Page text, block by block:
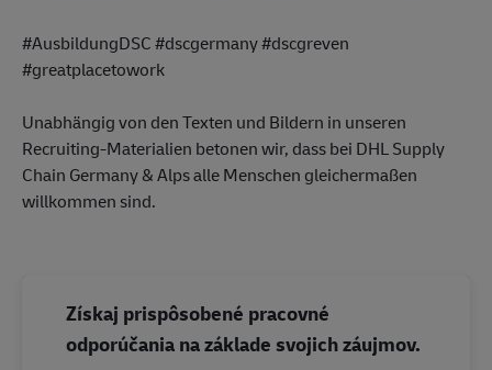
#AusbildungDSC #dscgermany #dscgreven
#greatplacetowork
Unabhängig von den Texten und Bildern in unseren
Recruiting-Materialien betonen wir, dass bei DHL Supply
Chain Germany & Alps alle Menschen gleichermaßen
willkommen sind.
Získaj prispôsobené pracovné
odporúčania na základe svojich záujmov.